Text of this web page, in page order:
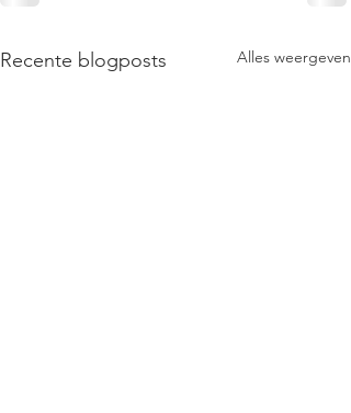
Recente blogposts Alles weergeven